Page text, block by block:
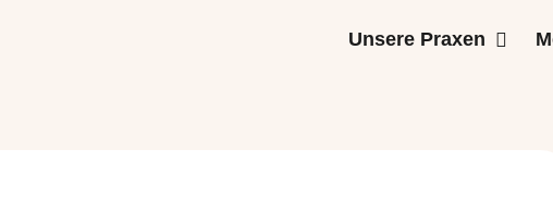
Unsere Praxen